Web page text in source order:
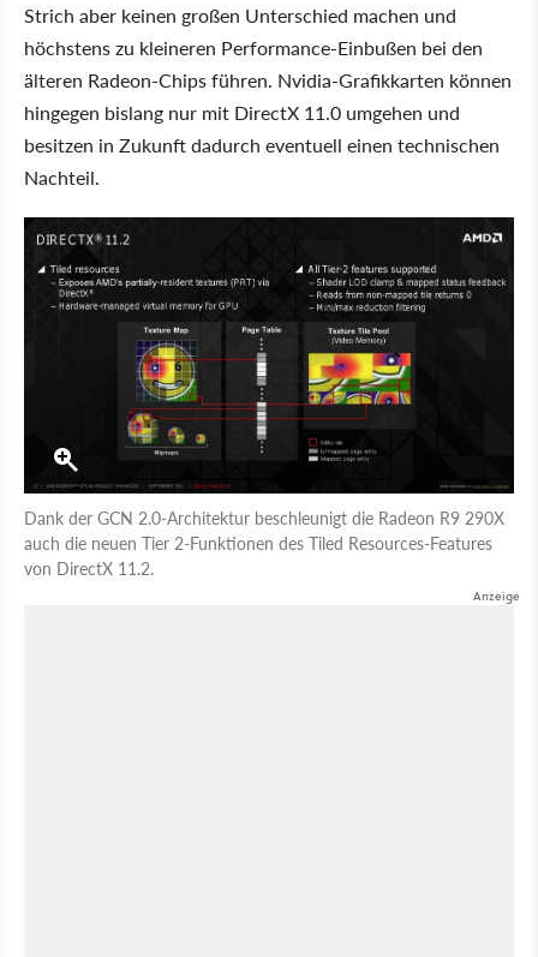
Strich aber keinen großen Unterschied machen und
höchstens zu kleineren Performance-Einbußen bei den
älteren Radeon-Chips führen. Nvidia-Grafikkarten können
hingegen bislang nur mit DirectX 11.0 umgehen und
besitzen in Zukunft dadurch eventuell einen technischen
Nachteil.
Dank der GCN 2.0-Architektur beschleunigt die Radeon R9 290X
auch die neuen Tier 2-Funktionen des Tiled Resources-Features
von DirectX 11.2.